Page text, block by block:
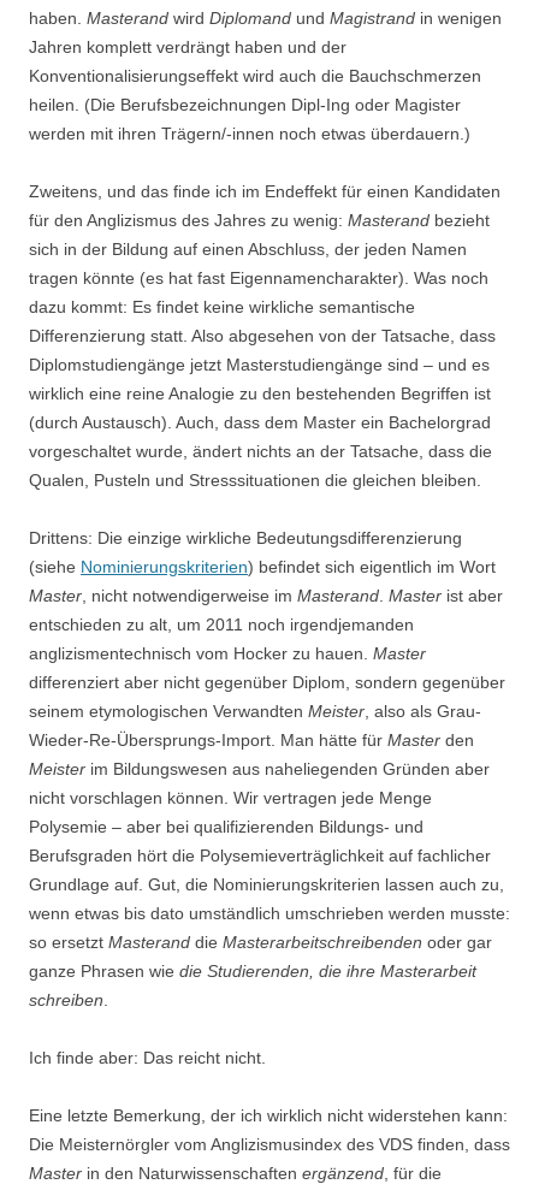
haben. Masterand wird Diplomand und Magistrand in wenigen
Jahren komplett verdrängt haben und der
Konventionalisierungseffekt wird auch die Bauchschmerzen
heilen. (Die Berufsbezeichnungen Dipl-Ing oder Magister
werden mit ihren Trägern/-innen noch etwas überdauern.)
Zweitens, und das finde ich im Endeffekt für einen Kandidaten
für den Anglizismus des Jahres zu wenig: Masterand bezieht
sich in der Bildung auf einen Abschluss, der jeden Namen
tragen könnte (es hat fast Eigennamencharakter). Was noch
dazu kommt: Es findet keine wirkliche semantische
Differenzierung statt. Also abgesehen von der Tatsache, dass
Diplomstudiengänge jetzt Masterstudiengänge sind – und es
wirklich eine reine Analogie zu den bestehenden Begriffen ist
(durch Austausch). Auch, dass dem Master ein Bachelorgrad
vorgeschaltet wurde, ändert nichts an der Tatsache, dass die
Qualen, Pusteln und Stresssituationen die gleichen bleiben.
Drittens: Die einzige wirkliche Bedeutungsdifferenzierung
(siehe Nominierungskriterien) befindet sich eigentlich im Wort
Master , nicht notwendigerweise im Masterand Master ist aber
entschieden zu alt, um 2011 noch irgendjemanden
anglizismentechnisch vom Hocker zu hauen. Master
differenziert aber nicht gegenüber Diplom, sondern gegenüber
seinem etymologischen Verwandten Meister , also als Grau-
Wieder-Re-Übersprungs-Import. Man hätte für Master den
Meister im Bildungswesen aus naheliegenden Gründen aber
nicht vorschlagen können. Wir vertragen jede Menge
Polysemie – aber bei qualifizierenden Bildungs- und
Berufsgraden hört die Polysemieverträglichkeit auf fachlicher
Grundlage auf. Gut, die Nominierungskriterien lassen auch zu,
wenn etwas bis dato umständlich umschrieben werden musste:
so ersetzt Masterand die Masterarbeitschreibenden oder gar
ganze Phrasen wie die Studierenden, die ihre Masterarbeit
schreiben
Ich finde aber: Das reicht nicht.
Eine letzte Bemerkung, der ich wirklich nicht widerstehen kann:
Die Meisternörgler vom Anglizismusindex des VDS finden, dass
Master in den Naturwissenschaften ergänzend , für die